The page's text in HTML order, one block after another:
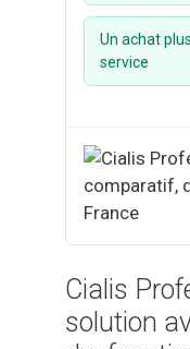
Vidalista
Cialis Daily
Cialis Super
Viagra Super
Kamagra Oral
Un achat
service
Cialis
solution